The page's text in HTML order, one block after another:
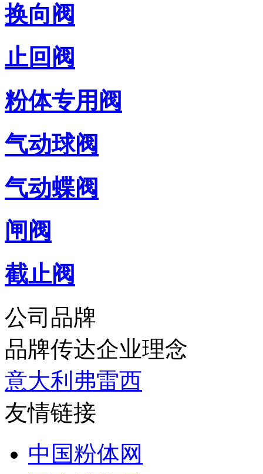
换向阀
止回阀
粉体专用阀
气动球阀
气动蝶阀
闸阀
截止阀
公司品牌
品牌传达企业理念
意大利弗雷西
友情链接
中国粉体网